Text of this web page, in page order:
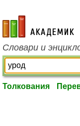
academic.ru
Словари и
Толкования